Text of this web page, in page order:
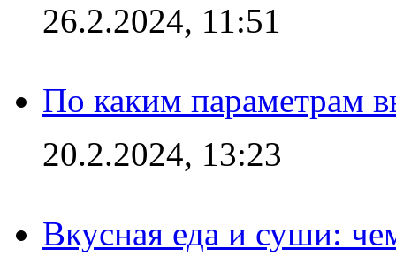
26.2.2024, 11:51
По каким параметрам
20.2.2024, 13:23
Вкусная еда и суши: